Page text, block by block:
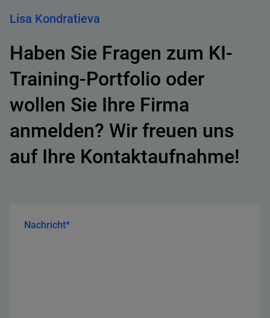
Lisa Kondratieva
Haben Sie Fragen zum KI-
Training-Portfolio oder
wollen Sie Ihre Firma
anmelden? Wir freuen uns
auf Ihre Kontaktaufnahme!
Nachricht*